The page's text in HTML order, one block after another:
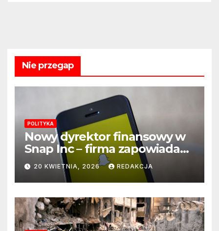
Nie przegap
POLITYKA
Nowy dyrektor finansowy w
Snap Inc – firma zapowiada
zmianę na kluczowym
stanowisku
20 KWIETNIA, 2026 REDAKCJA